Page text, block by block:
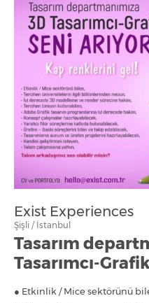
Exist Experiences
Şişli / İstanbul
Tasarım
Tasarımcı-
● Etkinlik / Mice sektörünü